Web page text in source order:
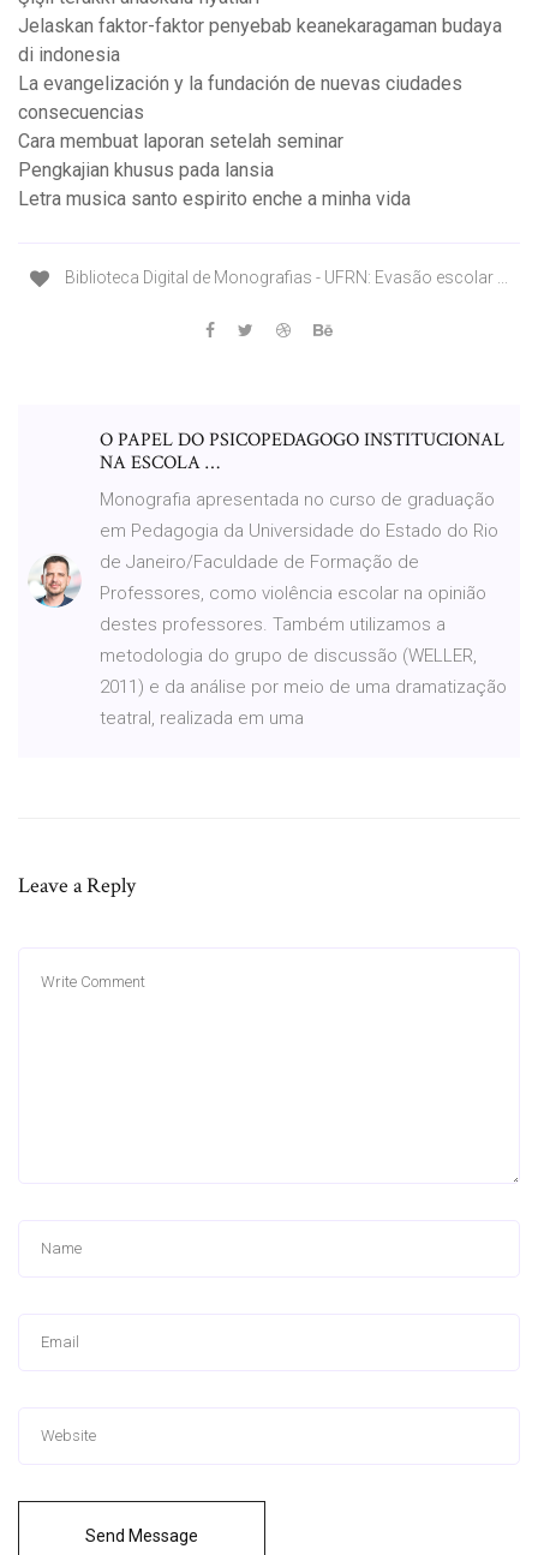
Jelaskan faktor-faktor penyebab keanekaragaman budaya
di indonesia
La evangelización y la fundación de nuevas ciudades
consecuencias
Cara membuat laporan setelah seminar
Pengkajian khusus pada lansia
Letra musica santo espirito enche a minha vida
Biblioteca Digital de Monografias - UFRN: Evasão escolar ...
O PAPEL DO PSICOPEDAGOGO INSTITUCIONAL
NA ESCOLA …
Monografia apresentada no curso de graduação
em Pedagogia da Universidade do Estado do Rio
de Janeiro/Faculdade de Formação de
Professores, como violência escolar na opinião
destes professores. Também utilizamos a
metodologia do grupo de discussão (WELLER,
2011) e da análise por meio de uma dramatização
teatral, realizada em uma
Leave a Reply
Send Message